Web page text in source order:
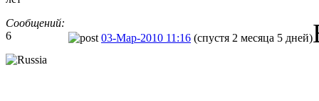
Сообщений:
6
03-Мар-2010 11:16 (спустя 2 месяца 5 дней)